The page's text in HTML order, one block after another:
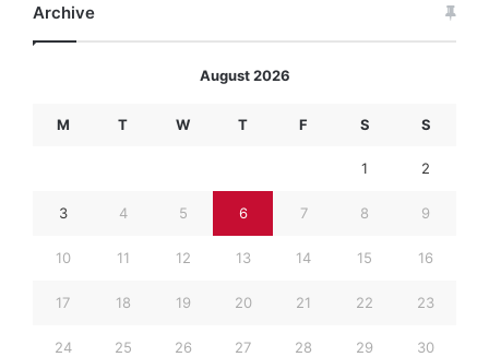
Archive
August 2026
M T W T F S S
1 2
3 4 5 6 7 8 9
10 11 12 13 14 15 16
17 18 19 20 21 22 23
24 25 26 27 28 29 30